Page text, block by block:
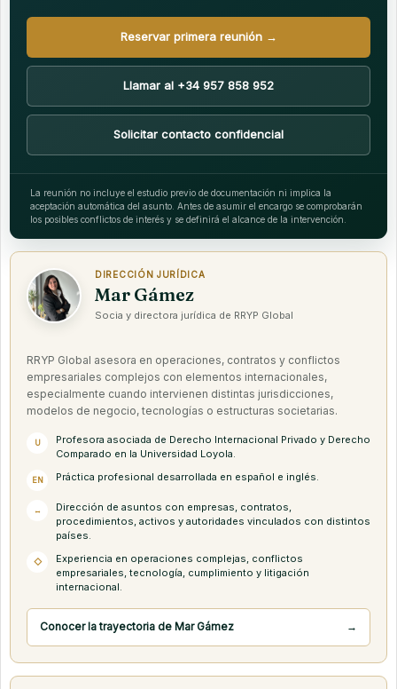
Reservar primera reunión →
Llamar al +34 957 858 952
Solicitar contacto confidencial
La reunión no incluye el estudio previo de documentación ni implica la
aceptación automática del asunto. Antes de asumir el encargo se comprobarán
los posibles conflictos de interés y se definirá el alcance de la intervención.
DIRECCIÓN JURÍDICA
Mar Gámez
Socia y directora jurídica de RRYP Global
RRYP Global asesora en operaciones, contratos y conflictos
empresariales complejos con elementos internacionales,
especialmente cuando intervienen distintas jurisdicciones,
modelos de negocio, tecnologías o estructuras societarias.
U
Profesora asociada de Derecho Internacional Privado y Derecho
Comparado en la Universidad Loyola.
EN Práctica profesional desarrollada en español e inglés.
↔
Dirección de asuntos con empresas, contratos,
procedimientos, activos y autoridades vinculados con distintos
países.
◇
Experiencia en operaciones complejas, conflictos
empresariales, tecnología, cumplimiento y litigación
internacional.
Conocer la trayectoria de Mar Gámez →